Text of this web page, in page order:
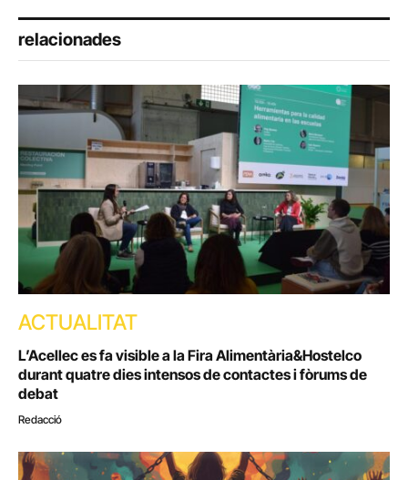
relacionades
ACTUALITAT
L’Acellec es fa visible a la Fira Alimentària&Hostelco
durant quatre dies intensos de contactes i fòrums de
debat
Redacció